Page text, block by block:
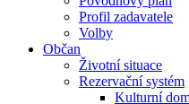
Profil zadavatele
Volby
Občan
Životní situace
Rezervační systém
Kulturní